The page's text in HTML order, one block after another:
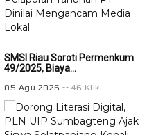
SMSI Riau Soroti Permenkum
49/2025, Biaya...
05 Agu 2026 46 Klik